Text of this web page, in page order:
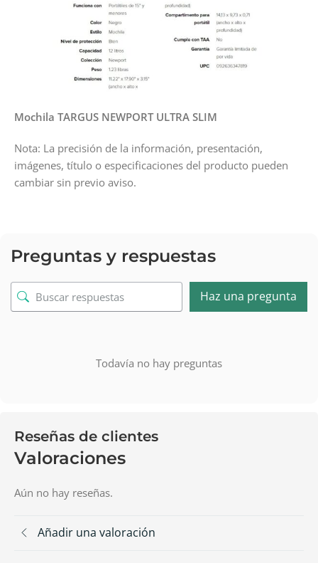
Mochila TARGUS NEWPORT ULTRA SLIM
Nota: La precisión de la información, presentación,
imágenes, título o especificaciones del producto pueden
cambiar sin previo aviso.
Preguntas y respuestas
Haz una pregunta
Todavía no hay preguntas
Reseñas de clientes
Valoraciones
Aún no hay reseñas.
Añadir una valoración